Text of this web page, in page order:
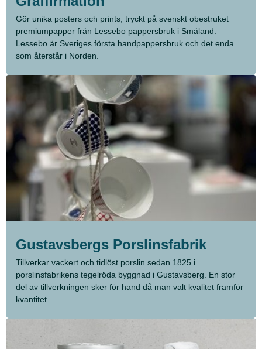
Gör unika posters och prints, tryckt på svenskt obestruket
premiumpapper från Lessebo pappersbruk i Småland.
Lessebo är Sveriges första handpappersbruk och det enda
som återstår i Norden.
Gustavsbergs Porslinsfabrik
Tillverkar vackert och tidlöst porslin sedan 1825 i
porslinsfabrikens tegelröda byggnad i Gustavsberg. En stor
del av tillverkningen sker för hand då man valt kvalitet framför
kvantitet.